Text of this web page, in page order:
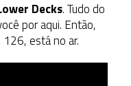
Decks. Tudo do
por aqui. Então,
está no ar.